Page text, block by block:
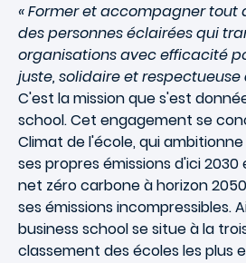
« Former et accompagner tout
des personnes éclairées qui
organisations avec efficacité
juste, solidaire et respectueuse
C'est la mission que s'est
school. Cet engagement se
Climat de l'école, qui
ses propres émissions d'ici
net zéro carbone à horizon
ses émissions incompressibles.
business school se situe à la
classement des écoles les plus